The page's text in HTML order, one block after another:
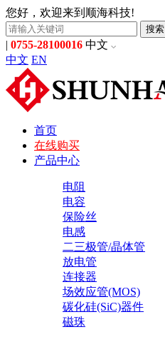
您好，欢迎来到顺海科技!
搜索
| 0755-28100016 中文
中文 EN
首页
在线购买
产品中心
电阻
电容
保险丝
电感
二三极管/晶体管
放电管
连接器
场效应管(MOS)
碳化硅(SiC)器件
磁珠